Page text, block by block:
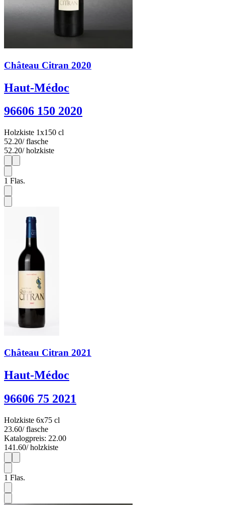
Château Citran 2020
Haut-Médoc
96606 150 2020
Holzkiste 1x150 cl
52.20/ flasche
52.20/ holzkiste
1
1 Flas.
Château Citran 2021
Haut-Médoc
96606 75 2021
Holzkiste 6x75 cl
23.60/ flasche
Katalogpreis: 22.00
141.60/ holzkiste
1
1 Flas.